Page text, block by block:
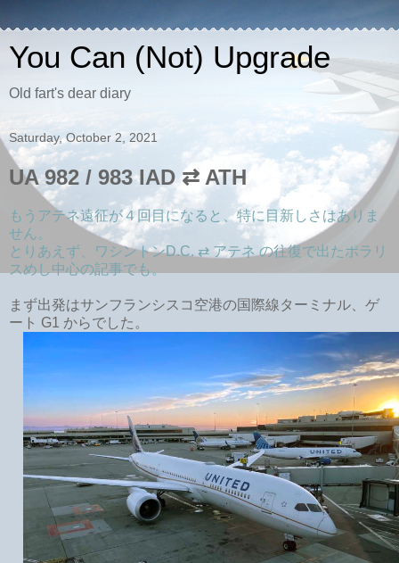
You Can (Not) Upgrade
Old fart's dear diary
Saturday, October 2, 2021
UA 982 / 983 IAD ⇄ ATH
もうアテネ遠征が４回目になると、特に目新しさはありま
せん。
とりあえず、ワシントンD.C. ⇄ アテネ の往復で出たポラリ
スめし中心の記事でも。
まず出発はサンフランシスコ空港の国際線ターミナル、ゲ
ート G1 からでした。